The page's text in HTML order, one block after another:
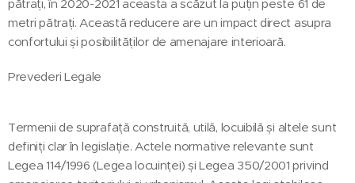
pătrați, în 2020-2021 aceasta a scăzut la puțin peste 61 de
metri pătrați. Această reducere are un impact direct asupra
confortului și posibilităților de amenajare interioară.
Prevederi Legale
Termenii de suprafață construită, utilă, locuibilă și altele sunt
definiți clar în legislație. Actele normative relevante sunt
Legea 114/1996 (Legea locuinței) și Legea 350/2001 privind